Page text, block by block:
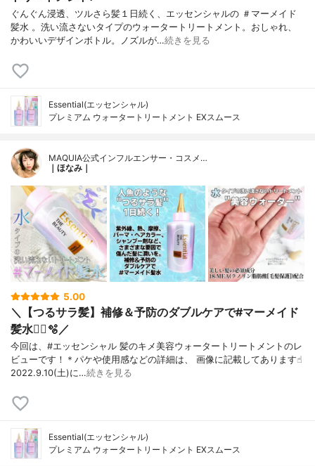
ぐんぐん浸透、ツルさら髪１日続く、エッセンシャルの ＃マーメイド
髪水 。洗い流さないタイプのウォータートリートメント。おしゃれ、
かわいいデザインボトル。ノズルが…続きを見る
Essential(エッセンシャル)
プレミアム ウォータートリートメント EXスムース
MAQUIA公式インフルエンサー・コスメ…
｜ほなみ｜
5.00
＼【つるサラ髪】補修＆予防のダブルケアで#マーメイド
髪水🧜‍♀️🫧／
今回は、#エッセンシャル 髪のキメ美容ウォータートリートメントのレ
ビューです！＊パケや使用感などの詳細は、 画像に記載してあります☝︎
2022.9.10(土)に…続きを見る
Essential(エッセンシャル)
プレミアム ウォータートリートメント EXスムース